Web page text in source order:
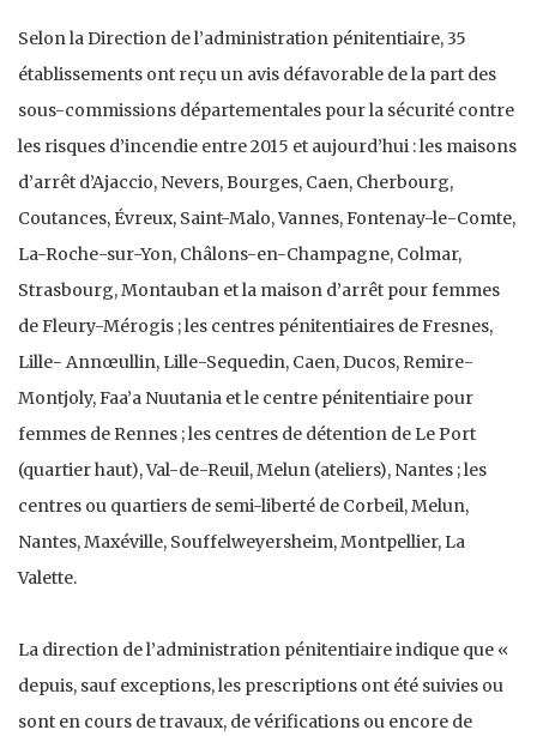
Selon la Direction de l’administration pénitentiaire, 35
établissements ont reçu un avis défavorable de la part des
sous-commissions départementales pour la sécurité contre
les risques d’incendie entre 2015 et aujourd’hui : les maisons
d’arrêt d’Ajaccio, Nevers, Bourges, Caen, Cherbourg,
Coutances, Évreux, Saint-Malo, Vannes, Fontenay-le-Comte,
La-Roche-sur-Yon, Châlons-en-Champagne, Colmar,
Strasbourg, Montauban et la maison d’arrêt pour femmes
de Fleury-Mérogis ; les centres pénitentiaires de Fresnes,
Lille- Annœullin, Lille-Sequedin, Caen, Ducos, Remire-
Montjoly, Faa’a Nuutania et le centre pénitentiaire pour
femmes de Rennes ; les centres de détention de Le Port
(quartier haut), Val-de-Reuil, Melun (ateliers), Nantes ; les
centres ou quartiers de semi-liberté de Corbeil, Melun,
Nantes, Maxéville, Souffelweyersheim, Montpellier, La
Valette.
La direction de l’administration pénitentiaire indique que «
depuis, sauf exceptions, les prescriptions ont été suivies ou
sont en cours de travaux, de vérifications ou encore de